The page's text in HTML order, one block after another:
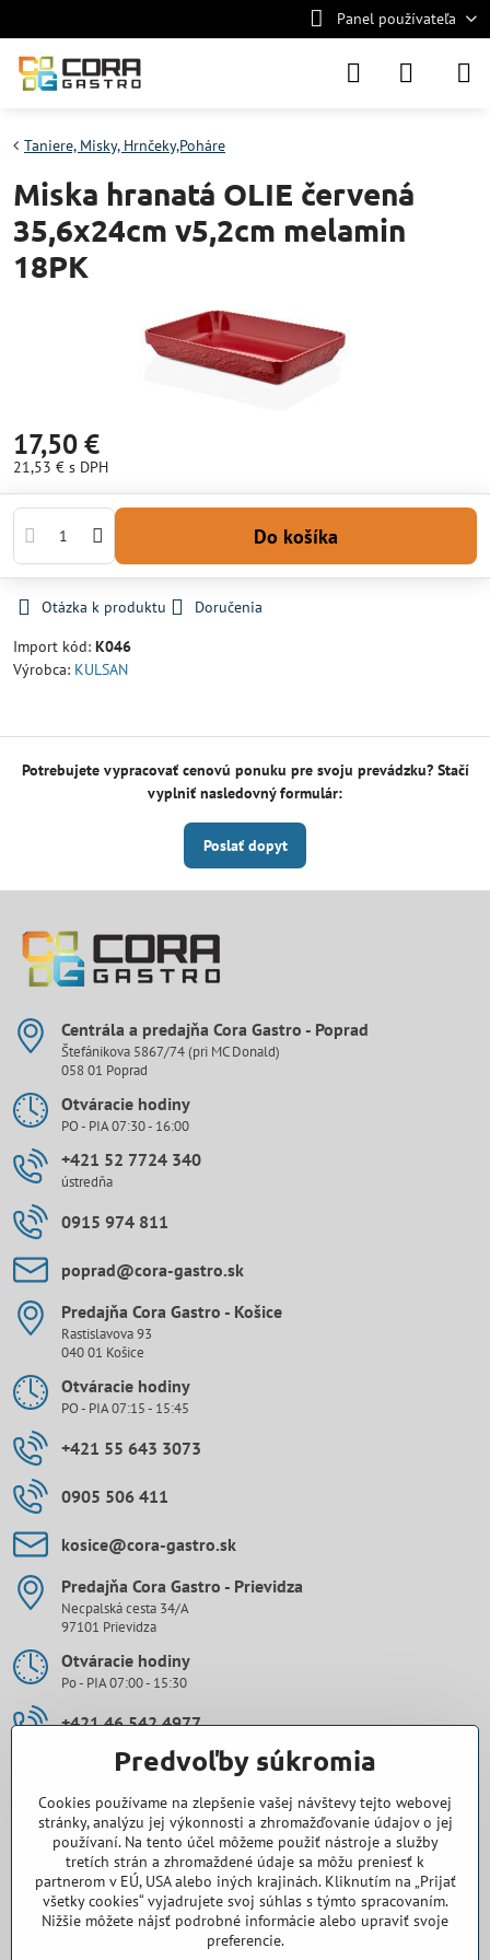
Panel používateľa
Taniere, Misky, Hrnčeky,Poháre
Miska hranatá OLIE červená
35,6x24cm v5,2cm melamin
18PK
17,50 €
21,53 € s DPH
Do košíka
Otázka k produktu
Doručenia
Import kód: K046
Výrobca: KULSAN
Potrebujete vypracovať cenovú ponuku pre svoju prevádzku? Stačí
vyplniť nasledovný formulár:
Poslať dopyt
Centrála a predajňa Cora Gastro - Poprad
Štefánikova 5867/74 (pri MC Donald)
058 01 Poprad
Otváracie hodiny
PO - PIA 07:30 - 16:00
+421 52 7724 340
ústredňa
0915 974 811
poprad​@cora-gastro​.sk
Predajňa Cora Gastro - Košice
Rastislavova 93
040 01 Košice
Otváracie hodiny
PO - PIA 07:15 - 15:45
+421 55 643 3073
0905 506 411
kosice​@cora-gastro​.sk
Predajňa Cora Gastro - Prievidza
Necpalská cesta 34/A
97101 Prievidza
Otváracie hodiny
Po - PIA 07:00 - 15:30
+421 46 542 4977
0907 971 896
prievidza​@cora-gastro​.sk
Obchodné zastúpenie Cora Gastro - Bratislava
0918 345 325
Predvoľby súkromia
Cookies používame na zlepšenie vašej návštevy tejto webovej
stránky, analýzu jej výkonnosti a zhromažďovanie údajov o jej
používaní. Na tento účel môžeme použiť nástroje a služby
tretích strán a zhromaždené údaje sa môžu preniesť k
partnerom v EÚ, USA alebo iných krajinách. Kliknutím na „Prijať
všetky cookies“ vyjadrujete svoj súhlas s týmto spracovaním.
Nižšie môžete nájsť podrobné informácie alebo upraviť svoje
preferencie.